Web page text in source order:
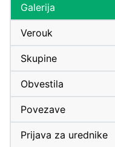
Galerija
Verouk
Skupine
Obvestila
Povezave
Prijava za urednike